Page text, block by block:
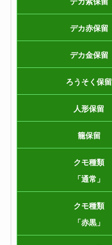
デカ赤保留
デカ金保留
ろうそく保留
人形保留
籠保留
クモ種類
「通常」
クモ種類
「赤黒」